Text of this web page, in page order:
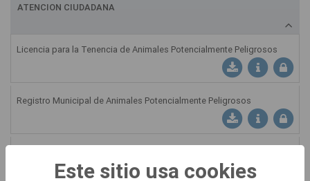
ATENCION CIUDADANA
Licencia para la Tenencia de Animales Potencialmente Peligrosos
Descargar Instancia:
Ficha
Registro Municipal de Animales Potencialmente Peligrosos
Descargar Instancia:
Ficha
Descargar Instancia:
Este sitio usa cookies